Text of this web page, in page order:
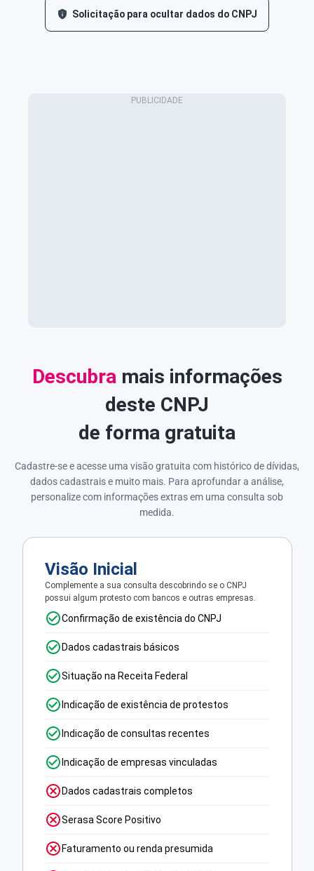
Solicitação para ocultar dados do CNPJ
Descubra mais informações
deste CNPJ
de forma gratuita
Cadastre-se e acesse uma visão gratuita com histórico de dívidas,
dados cadastrais e muito mais. Para aprofundar a análise,
personalize com informações extras em uma consulta sob
medida.
Visão Inicial
Complemente a sua consulta descobrindo se o CNPJ
possui algum protesto com bancos e outras empresas.
Confirmação de existência do CNPJ
Dados cadastrais básicos
Situação na Receita Federal
Indicação de existência de protestos
Indicação de consultas recentes
Indicação de empresas vinculadas
Dados cadastrais completos
Serasa Score Positivo
Faturamento ou renda presumida